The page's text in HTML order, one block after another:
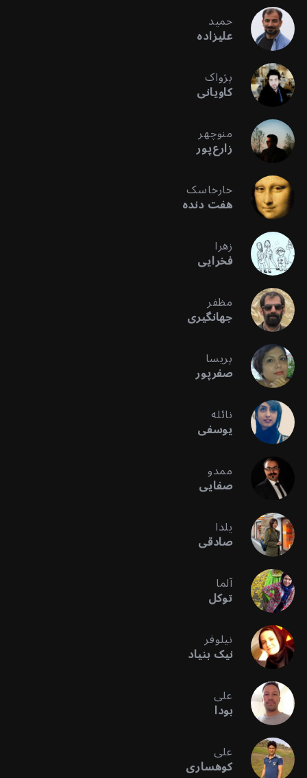
حمید
علیزاده
پژواک
کاویانی
منوچهر
زارع‌پور
خارخاسک
هفت دنده
زهرا
فخرایی
مظفر
جهانگیری
پریسا
صفرپور
نائله
یوسفی
ممدو
صفایی
یلدا
صادقی
آلما
توکل
نیلوفر
نیک بنیاد
علی
بودا
علی
کوهساری